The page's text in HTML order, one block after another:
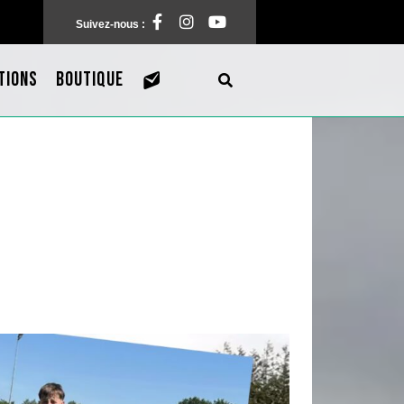
Suivez-nous :
FacebookInstagramPinterest
BOUTIQUE